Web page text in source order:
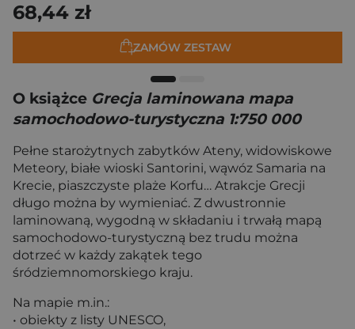
68,44 zł
ZAMÓW ZESTAW
O książce Grecja laminowana mapa
samochodowo-turystyczna 1:750 000
Pełne starożytnych zabytków Ateny, widowiskowe
Meteory, białe wioski Santorini, wąwóz Samaria na
Krecie, piaszczyste plaże Korfu… Atrakcje Grecji
długo można by wymieniać. Z dwustronnie
laminowaną, wygodną w składaniu i trwałą mapą
samochodowo-turystyczną bez trudu można
dotrzeć w każdy zakątek tego
śródziemnomorskiego kraju.
Na mapie m.in.:
• obiekty z listy UNESCO,